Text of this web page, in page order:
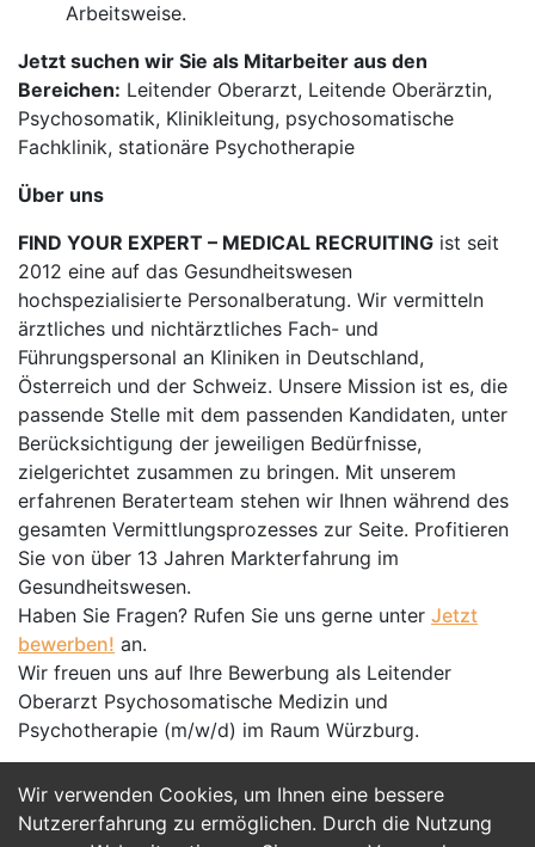
Wir verwenden Cookies, um Ihnen eine bessere
Nutzererfahrung zu ermöglichen. Durch die Nutzung
Arbeitsweise.
Jetzt suchen wir Sie als Mitarbeiter aus den
Bereichen: Leitender Oberarzt, Leitende Oberärztin,
Psychosomatik, Klinikleitung, psychosomatische
Fachklinik, stationäre Psychotherapie
Über uns
FIND YOUR EXPERT – MEDICAL RECRUITING ist seit
2012 eine auf das Gesundheitswesen
hochspezialisierte Personalberatung. Wir vermitteln
ärztliches und nichtärztliches Fach- und
Führungspersonal an Kliniken in Deutschland,
Österreich und der Schweiz. Unsere Mission ist es, die
passende Stelle mit dem passenden Kandidaten, unter
Berücksichtigung der jeweiligen Bedürfnisse,
zielgerichtet zusammen zu bringen. Mit unserem
erfahrenen Beraterteam stehen wir Ihnen während des
gesamten Vermittlungsprozesses zur Seite. Profitieren
Sie von über 13 Jahren Markterfahrung im
Gesundheitswesen.
Haben Sie Fragen? Rufen Sie uns gerne unter Jetzt
bewerben! an.
Wir freuen uns auf Ihre Bewerbung als Leitender
Oberarzt Psychosomatische Medizin und
Psychotherapie (m/w/d) im Raum Würzburg.
Jetzt Bewerben